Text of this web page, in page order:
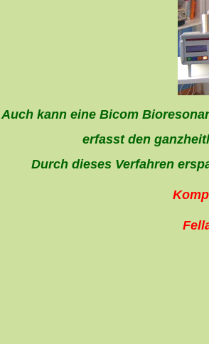
Auch kann eine Bicom
erfasst den
Durch dieses Verfahren